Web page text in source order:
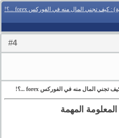
#
4
المهمة